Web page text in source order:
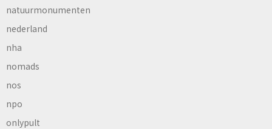
natuurmonumenten
nederland
nha
nomads
nos
npo
onlypult